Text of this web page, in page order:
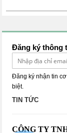
Đăng ký thông
Đăng ký nhận tin
biệt.
TIN TỨC
CÔNG TY